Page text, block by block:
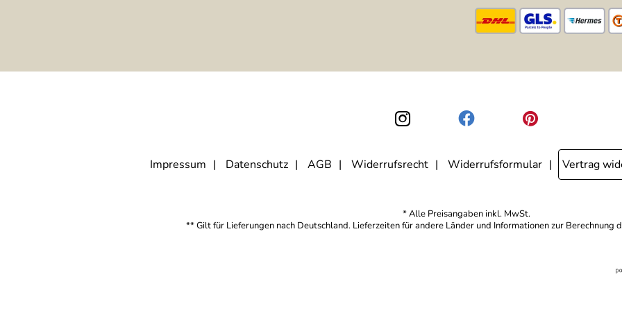
Impressum Datenschutz AGB Widerrufsrecht Widerrufsformular Vertrag
* Alle Preisangaben inkl. MwSt.
** Gilt für Lieferungen nach Deutschland. Lieferzeiten für andere Länder und Informationen zur Berechnung